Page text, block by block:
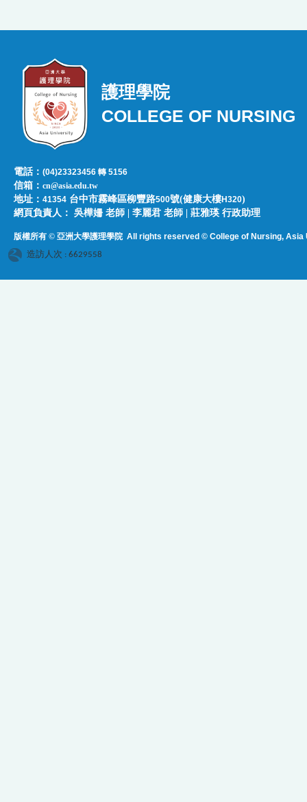
護理學院
COLLEGE OF NURSING
電話：(04)23323456 轉 5156
信箱：cn@asia.edu.tw
地址：41354 台中市霧峰區柳豐路500號(健康大樓H320)
網頁負責人：​​​ ​吳樺姍 老師 | 李麗君 老師 | 莊雅瑛 行政助理
版權所有 © 亞洲大學護理學院All rights reserved © College of Nursing, Asia
造訪人次 : 6629558